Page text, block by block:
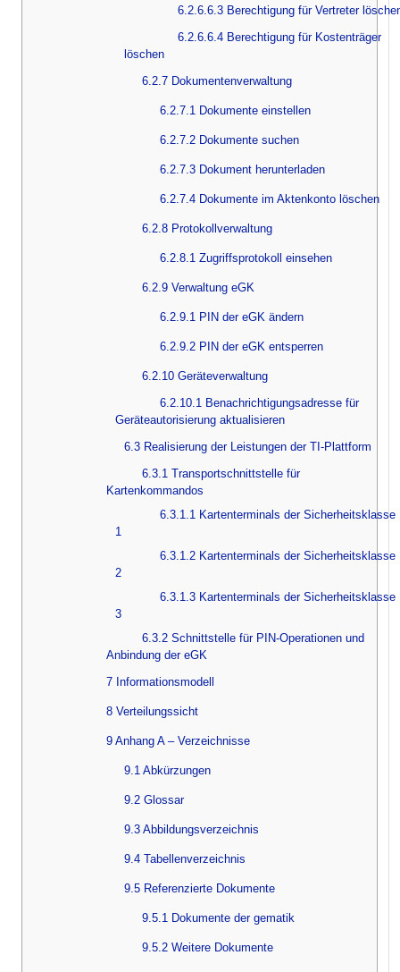
6.2.6.6.3 Berechtigung für Vertreter
6.2.6.6.4 Berechtigung für Kostenträger
löschen
6.2.7 Dokumentenverwaltung
6.2.7.1 Dokumente einstellen
6.2.7.2 Dokumente suchen
6.2.7.3 Dokument herunterladen
6.2.7.4 Dokumente im Aktenkonto löschen
6.2.8 Protokollverwaltung
6.2.8.1 Zugriffsprotokoll einsehen
6.2.9 Verwaltung eGK
6.2.9.1 PIN der eGK ändern
6.2.9.2 PIN der eGK entsperren
6.2.10 Geräteverwaltung
6.2.10.1 Benachrichtigungsadresse für
Geräteautorisierung aktualisieren
6.3 Realisierung der Leistungen der TI-Plattform
6.3.1 Transportschnittstelle für
Kartenkommandos
6.3.1.1 Kartenterminals der Sicherheitsklasse
1
6.3.1.2 Kartenterminals der Sicherheitsklasse
2
6.3.1.3 Kartenterminals der Sicherheitsklasse
3
6.3.2 Schnittstelle für PIN-Operationen und
Anbindung der eGK
7 Informationsmodell
8 Verteilungssicht
9 Anhang A – Verzeichnisse
9.1 Abkürzungen
9.2 Glossar
9.3 Abbildungsverzeichnis
9.4 Tabellenverzeichnis
9.5 Referenzierte Dokumente
9.5.1 Dokumente der gematik
9.5.2 Weitere Dokumente